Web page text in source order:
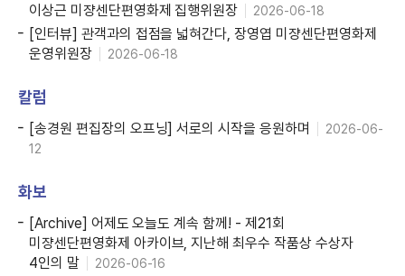
이상근 미쟝센단편영화제 집행위원장
2026-06-18
[인터뷰] 관객과의 접점을 넓혀간다, 장영엽 미쟝센단편영화제
운영위원장
2026-06-18
칼럼
[송경원 편집장의 오프닝] 서로의 시작을 응원하며
2026-06-
12
화보
[Archive] 어제도 오늘도 계속 함께! - 제21회
미쟝센단편영화제 아카이브, 지난해 최우수 작품상 수상자
4인의 말
2026-06-16